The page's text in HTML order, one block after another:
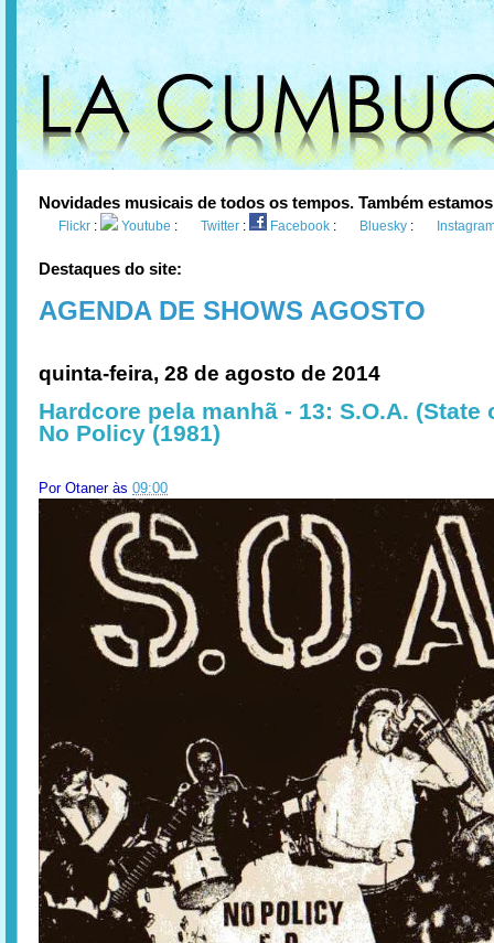
Novidades musicais de todos os tempos. Também
Flickr : Youtube : Twitter : Facebook : Bluesky :
Destaques do site:
AGENDA DE SHOWS AGOSTO
quinta-feira, 28 de agosto de 2014
Hardcore pela manhã - 13: S.O.A. (State
No Policy (1981)
Por Otaner às 09:00